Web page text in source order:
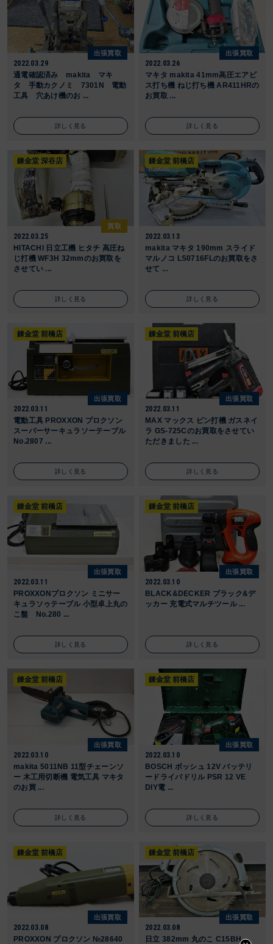
出張買取
2022.03.29
通電確認済み makita マキ
タ 手動カクノミ 7301N 電動
工具 穴あけ機のお ...
詳しく見る
出張買取
2022.03.26
マキタ makita 41mm高圧エアビ
ス打ち機 ねじ打ち機 AR411HRの
お買取 ...
詳しく見る
錬金堂 深谷店
買取
2022.03.25
HITACHI 日立工機 ヒタチ 高圧ね
じ打機 WF3H 32mmのお買取を
させてい ...
詳しく見る
錬金堂 前橋店
2022.03.13
makita マキタ 190mm スライド
マルノコ LS0716FLのお買取をさ
せて ...
詳しく見る
錬金堂 前橋店
出張買取
2022.03.11
電動工具 PROXXON プロクソン
スーパーサーキュラソーテーブル
No.2807 ...
詳しく見る
錬金堂 前橋店
出張買取
2022.03.11
MAX マックス ピン打機 ガスネイ
ラ GS-725Cのお買取をさせてい
ただきました ...
詳しく見る
錬金堂 前橋店
出張買取
2022.03.11
PROXXONプロクソン ミニサー
キュラソゥテーブル 小型卓上丸の
こ盤 No.280 ...
詳しく見る
錬金堂 前橋店
出張買取
2022.03.10
BLACK&DECKER ブラック&デ
ッカー 充電式マルチツール ...
詳しく見る
錬金堂 前橋店
出張買取
2022.03.10
makita 5011NB 11型チェーンソ
ー 木工用切断機 電気工具 マキタ
のお買 ...
詳しく見る
錬金堂 前橋店
出張買取
2022.03.10
BOSCH ボッシュ 12V バッテリ
ードライバドリル PSR 12 VE
DIY電 ...
詳しく見る
錬金堂 前橋店
出張買取
2022.03.08
PROXXON プロクソン №28640
錬金堂 前橋店
出張買取
2022.03.08
日立 382mm 丸のこ C15BH